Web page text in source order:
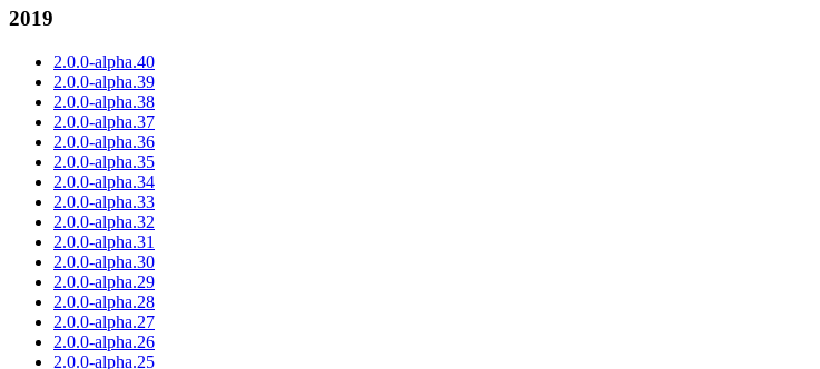
2019
2.0.0-alpha.40
2.0.0-alpha.39
2.0.0-alpha.38
2.0.0-alpha.37
2.0.0-alpha.36
2.0.0-alpha.35
2.0.0-alpha.34
2.0.0-alpha.33
2.0.0-alpha.32
2.0.0-alpha.31
2.0.0-alpha.30
2.0.0-alpha.29
2.0.0-alpha.28
2.0.0-alpha.27
2.0.0-alpha.26
2.0.0-alpha.25